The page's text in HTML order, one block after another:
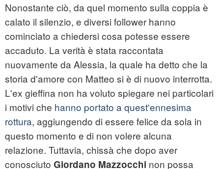
Nonostante ciò, da quel momento sulla coppia è
calato il silenzio, e diversi follower hanno
cominciato a chiedersi cosa potesse essere
accaduto. La verità è stata raccontata
nuovamente da Alessia, la quale ha detto che la
storia d'amore con Matteo si è di nuovo interrotta.
L'ex gieffina non ha voluto spiegare nei particolari
i motivi che hanno portato a quest'ennesima
rottura, aggiungendo di essere felice da sola in
questo momento e di non volere alcuna
relazione. Tuttavia, chissà che dopo aver
conosciuto Giordano Mazzocchi non possa